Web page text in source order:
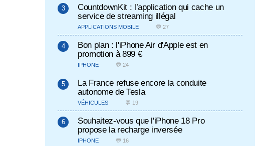
CountdownKit : l’application qui cache un
service de streaming illégal
APPLICATIONS MOBILE 💬 27
Bon plan : l'iPhone Air d'Apple est en
promotion à 899 €
IPHONE 💬 24
La France refuse encore la conduite
autonome de Tesla
VÉHICULES 💬 19
Souhaitez-vous que l'iPhone 18 Pro
propose la recharge inversée
IPHONE 💬 16